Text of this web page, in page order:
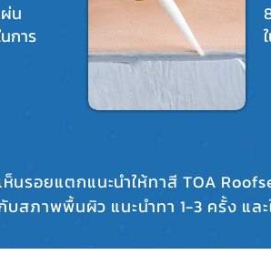
น
การ
รอยแตกแนะนำให้ทาสี TOA
สภาพพื้นผิว แนะนำทา 1-3 ครั้ง แล